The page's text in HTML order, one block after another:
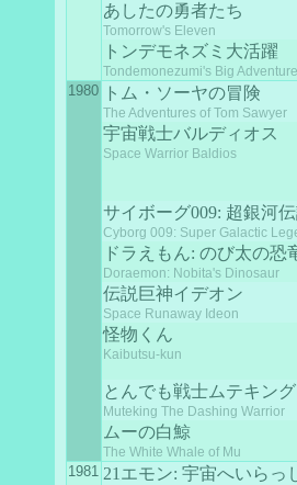
あしたの勇者たち
Tomorrow's Eleven
トンデモネズミ大活躍
Tondemonezumi's Big Adventure
1980 トム・ソーヤの冒険
The Adventures of Tom Sawyer
宇宙戦士バルディオス
Space Warrior Baldios
サイボーグ009: 超銀河
Cyborg 009: Super Galactic
ドラえもん: のび太の恐
Doraemon: Nobita's Dinosaur
伝説巨神イデオン
Space Runaway Ideon
怪物くん
Kaibutsu-kun
とんでも戦士ムテキング
Muteking The Dashing Warrior
ムーの白鯨
The White Whale of Mu
1981 21エモン: 宇宙へいらっ